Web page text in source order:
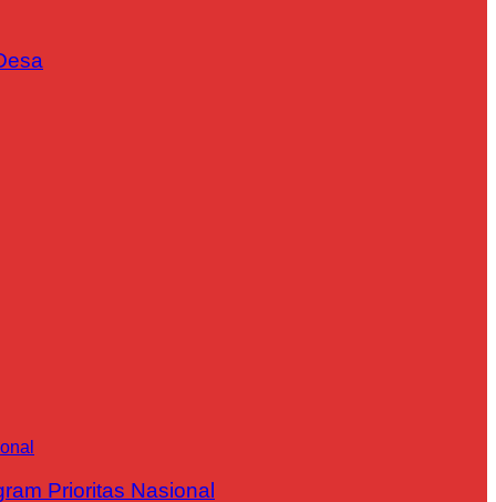
Prioritas Nasional